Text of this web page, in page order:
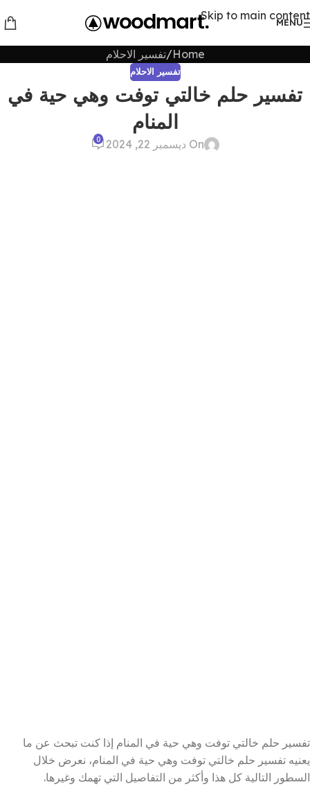
Skip to main content
MENU
Home تفسير الاحلام
تفسير الاحلام
تفسير حلم خالتي توفت وهي حية في
المنام
On ديسمبر 22, 2024 0
تفسير حلم خالتي توفت وهي حية في المنام إذا كنت تبحث عن ما
يعنيه تفسير حلم خالتي توفت وهي حية في المنام، نعرض خلال
السطور التالية كل هذا وأكثر من التفاصيل التي تهمك وغيرها.